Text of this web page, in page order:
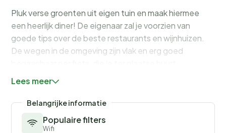
Pluk verse groenten uit eigen tuin en maak hiermee
een heerlijk diner! De eigenaar zal je voorzien van
goede tips over de beste restaurants en wijnhuizen.
De wegen in de omgeving zijn vlak en erg goed
Lees meer
Belangrijke informatie
Populaire filters
Wifi